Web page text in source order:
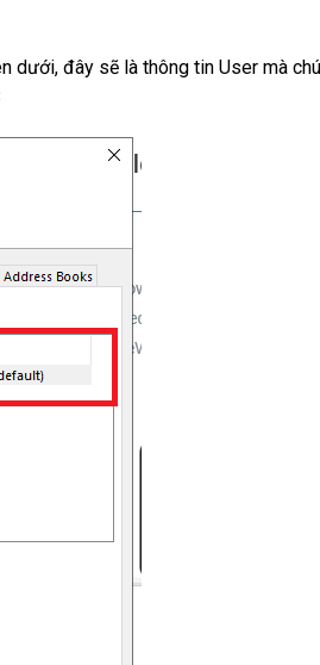
dưới, đây sẽ là thông tin User mà